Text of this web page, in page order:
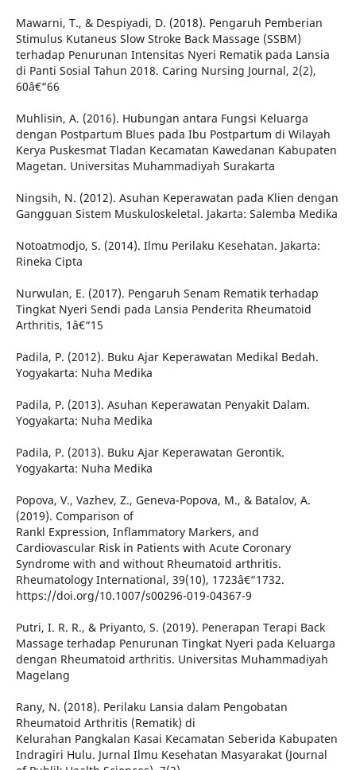
Mawarni, T., & Despiyadi, D. (2018). Pengaruh Pemberian
Stimulus Kutaneus Slow Stroke Back Massage (SSBM)
terhadap Penurunan Intensitas Nyeri Rematik pada Lansia
di Panti Sosial Tahun 2018. Caring Nursing Journal, 2(2),
60â€“66
Muhlisin, A. (2016). Hubungan antara Fungsi Keluarga
dengan Postpartum Blues pada Ibu Postpartum di Wilayah
Kerya Puskesmat Tladan Kecamatan Kawedanan Kabupaten
Magetan. Universitas Muhammadiyah Surakarta
Ningsih, N. (2012). Asuhan Keperawatan pada Klien dengan
Gangguan Sistem Muskuloskeletal. Jakarta: Salemba Medika
Notoatmodjo, S. (2014). Ilmu Perilaku Kesehatan. Jakarta:
Rineka Cipta
Nurwulan, E. (2017). Pengaruh Senam Rematik terhadap
Tingkat Nyeri Sendi pada Lansia Penderita Rheumatoid
Arthritis, 1â€“15
Padila, P. (2012). Buku Ajar Keperawatan Medikal Bedah.
Yogyakarta: Nuha Medika
Padila, P. (2013). Asuhan Keperawatan Penyakit Dalam.
Yogyakarta: Nuha Medika
Padila, P. (2013). Buku Ajar Keperawatan Gerontik.
Yogyakarta: Nuha Medika
Popova, V., Vazhev, Z., Geneva-Popova, M., & Batalov, A.
(2019). Comparison of
Rankl Expression, Inflammatory Markers, and
Cardiovascular Risk in Patients with Acute Coronary
Syndrome with and without Rheumatoid arthritis.
Rheumatology International, 39(10), 1723â€“1732.
https://doi.org/10.1007/s00296-019-04367-9
Putri, I. R. R., & Priyanto, S. (2019). Penerapan Terapi Back
Massage terhadap Penurunan Tingkat Nyeri pada Keluarga
dengan Rheumatoid arthritis. Universitas Muhammadiyah
Magelang
Rany, N. (2018). Perilaku Lansia dalam Pengobatan
Rheumatoid Arthritis (Rematik) di
Kelurahan Pangkalan Kasai Kecamatan Seberida Kabupaten
Indragiri Hulu. Jurnal Ilmu Kesehatan Masyarakat (Journal